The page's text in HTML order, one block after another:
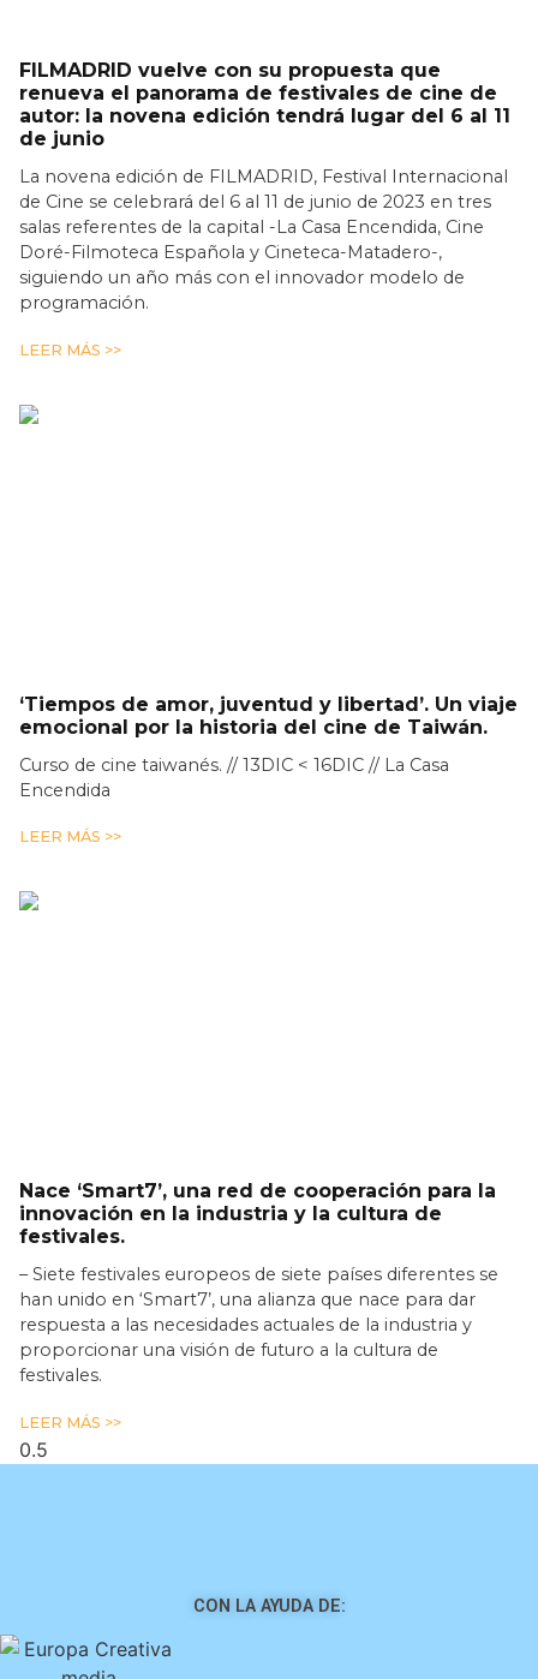
FILMADRID vuelve con su propuesta que
renueva el panorama de festivales de cine de
autor: la novena edición tendrá lugar del 6 al 11
de junio
La novena edición de FILMADRID, Festival Internacional
de Cine se celebrará del 6 al 11 de junio de 2023 en tres
salas referentes de la capital -La Casa Encendida, Cine
Doré-Filmoteca Española y Cineteca-Matadero-,
siguiendo un año más con el innovador modelo de
programación.
LEER MÁS >>
‘Tiempos de amor, juventud y libertad’. Un viaje
emocional por la historia del cine de Taiwán.
Curso de cine taiwanés. // 13DIC < 16DIC // La Casa
Encendida
LEER MÁS >>
Nace ‘Smart7’, una red de cooperación para la
innovación en la industria y la cultura de
festivales.
– Siete festivales europeos de siete países diferentes se
han unido en ‘Smart7’, una alianza que nace para dar
respuesta a las necesidades actuales de la industria y
proporcionar una visión de futuro a la cultura de
festivales.
LEER MÁS >>
CON LA AYUDA DE: